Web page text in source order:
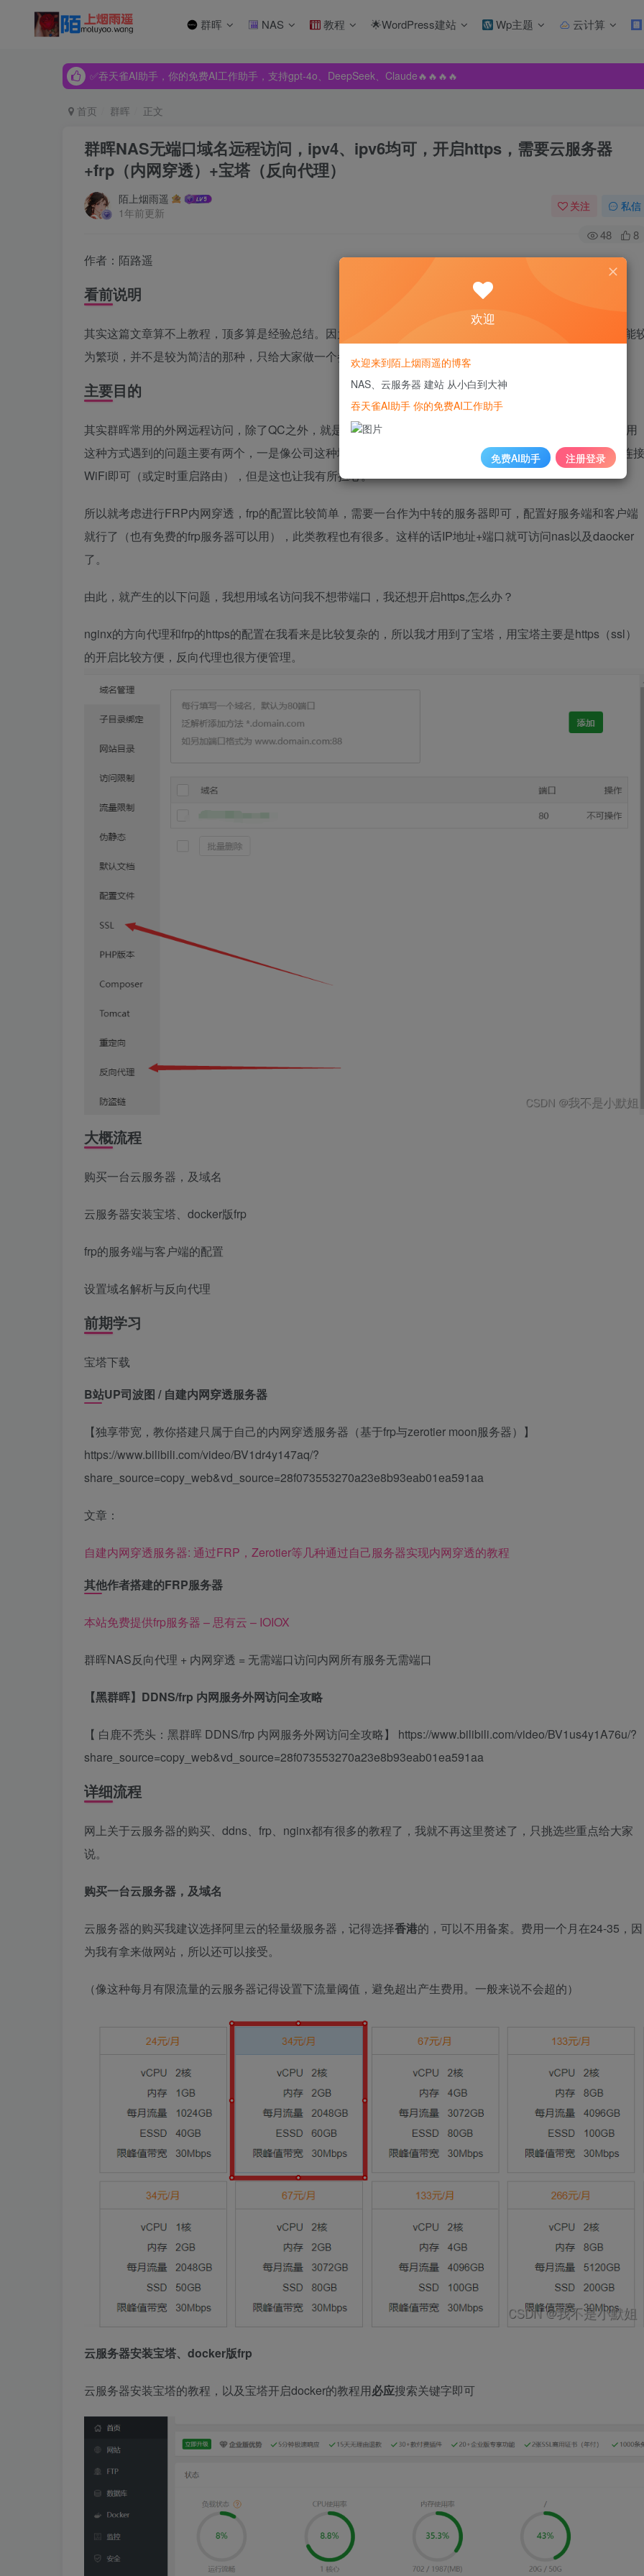
群晖 NAS 教程 🌟WordPress建站 Wp主题 云计算
✅吞天雀AI助手，你的免费AI工作助手，支持gpt-4o、DeepSeek、Claude🔥🔥🔥🔥
✅吞天雀AI助手，你的免费AI工作助手，支持gpt-4o、DeepSeek、Claude🔥🔥🔥🔥
首页 群晖 正文
群晖NAS无端口域名远程访问，ipv4、ipv6均可，开启https，需要云服务器
+frp（内网穿透）+宝塔（反向代理）
陌上烟雨遥
1年前更新
关注 私信
48 8
作者：陌路遥
看前说明
其实这篇文章算不上教程，顶多算是经验总结。因为作者也是小白，也是在不断学习，本文所呈现的方法可能
为繁琐，并不是较为简洁的那种，只给大家做一个参考。大佬勿喷，保命。
主要目的
其实群晖常用的外网远程访问，除了QC之外，就是ipv6+ddns动态域名解析，目前这种方式我也在用。但是用
这种方式遇到的问题主要有两个，一是像公司这种地方没有ipv6，二是我这电脑有掉ipv6的情况，虽然重新连接
WiFi即可（或定时重启路由），但是这也让我有所担心。
所以就考虑进行FRP内网穿透，frp的配置比较简单，需要一台作为中转的服务器即可，配置好服务端和客户端
就行了（也有免费的frp服务器可以用），此类教程也有很多。这样的话IP地址+端口就可访问nas以及daocker
了。
由此，就产生的以下问题，我想用域名访问我不想带端口，我还想开启https,怎么办？
nginx的方向代理和frp的https的配置在我看来是比较复杂的，所以我才用到了宝塔，用宝塔主要是https（ssl）
的开启比较方便，反向代理也很方便管理。
大概流程
购买一台云服务器，及域名
云服务器安装宝塔、docker版frp
frp的服务端与客户端的配置
设置域名解析与反向代理
前期学习
宝塔下载
B站UP司波图 / 自建内网穿透服务器
【独享带宽，教你搭建只属于自己的内网穿透服务器（基于frp与zerotier moon服务器）】
https://www.bilibili.com/video/BV1dr4y147aq/?
share_source=copy_web&vd_source=28f073553270a23e8b93eab01ea591aa
文章：
自建内网穿透服务器: 通过FRP，Zerotier等几种通过自己服务器实现内网穿透的教程
其他作者搭建的FRP服务器
本站免费提供frp服务器 – 思有云 – IOIOX
群晖NAS反向代理 + 内网穿透 = 无需端口访问内网所有服务无需端口
【黑群晖】DDNS/frp 内网服务外网访问全攻略
【 白鹿不秃头：黑群晖 DDNS/frp 内网服务外网访问全攻略】 https://www.bilibili.com/video/BV1us4y1A76u/?
share_source=copy_web&vd_source=28f073553270a23e8b93eab01ea591aa
详细流程
网上关于云服务器的购买、ddns、frp、nginx都有很多的教程了，我就不再这里赘述了，只挑选些重点给大家
说。
购买一台云服务器，及域名
云服务器的购买我建议选择阿里云的轻量级服务器，记得选择香港的，可以不用备案。费用一个月在24-35，因
为我有拿来做网站，所以还可以接受。
（像这种每月有限流量的云服务器记得设置下流量阈值，避免超出产生费用。一般来说不会超的）
云服务器安装宝塔、docker版frp
云服务器安装宝塔的教程，以及宝塔开启docker的教程用必应搜索关键字即可
欢迎
欢迎来到陌上烟雨遥的博客
NAS、云服务器 建站 从小白到大神
吞天雀AI助手 你的免费AI工作助手
免费AI助手 注册登录